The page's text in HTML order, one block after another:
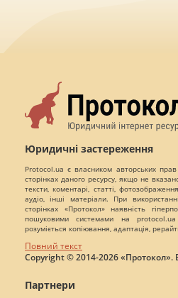
Юридичні застереження
Protocol.ua є власником авторських
сторінках даного ресурсу, якщо не
тексти, коментарі, статті,
аудіо, інші матеріали. При
сторінках «Протокол» наявність
пошуковими системами на
розуміється копіювання, адаптація,
Повний текст
Copyright © 2014-2026 «Протокол».
Партнери